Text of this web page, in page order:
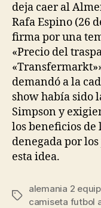
deja caer al
Rafa Espino (26
firma por una
«Precio del
demandó a la
show había sido
Simpson y
los beneficios de
denegada por
esta idea.
Etiquetas
alemania 2
camiseta futbol